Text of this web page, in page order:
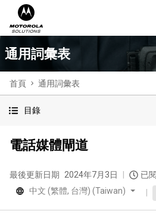
通用詞彙表
首頁 通用詞彙表
目錄
電話媒體閘道
最後更新日期 2024年7月3日
已
中文 (繁體, 台灣) (Taiwan)